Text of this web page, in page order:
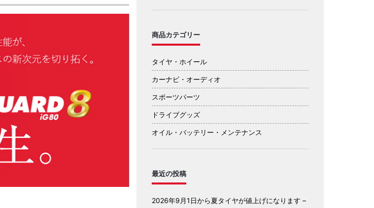
商品カテゴリー
タイヤ・ホイール
カーナビ・オーディオ
スポーツパーツ
ドライブグッズ
オイル・バッテリー・メンテナンス
最近の投稿
2026年9月1日から夏タイヤが値上げになります –